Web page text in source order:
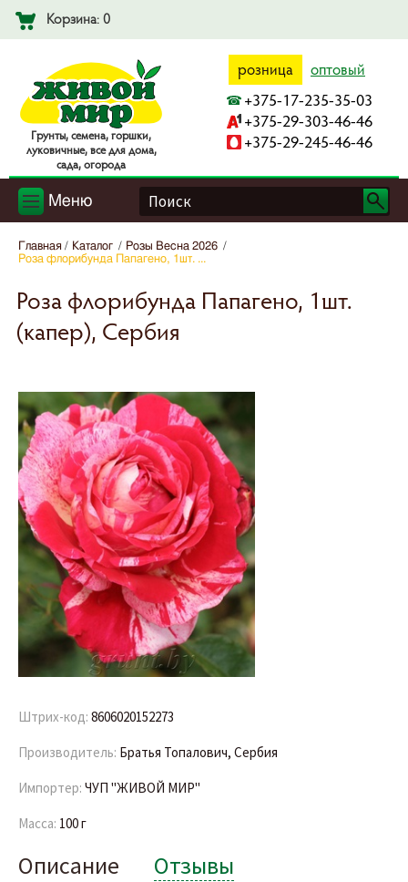
Корзина: 0
Гpyнты, ceмeнa, гopшки,
лyкoвичныe, вce для дoмa,
caдa, oгopoдa
розница оптовый
+375-17-235-35-03
+375-29-303-46-46
+375-29-245-46-46
Меню
Главная Каталог
Розы Весна 2026
Роза флорибунда Папагено, 1шт. ...
Роза флорибунда Папагено, 1шт.
(капер), Сербия
Штрих-код: 8606020152273
Производитель: Братья Топалович, Сербия
Импортер: ЧУП "ЖИВОЙ МИР"
Масса: 100 г
Описание Отзывы